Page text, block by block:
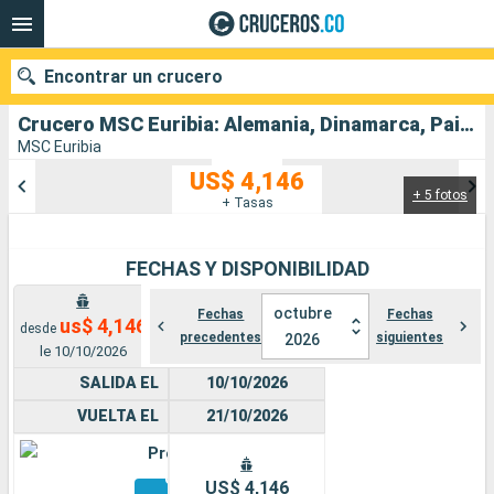
Crucero MSC Euribia: Alemania, Dinamarca, Paises Bajos, Francia, España salida desde Kiel
MSC Euribia
+ 5 fotos
US$ 4,146
+ Tasas
FECHAS Y DISPONIBILIDAD
desde us$ 4,146
le 10/10/2026
Fechas
precedentes
octubre
2026
Fechas
siguientes
SALIDA EL
VUELTA EL
Premium
Otros
10/10/2026
21/10/2026
US$ 4,146
Encontrar un crucero
Puertos Compañías
Buscar